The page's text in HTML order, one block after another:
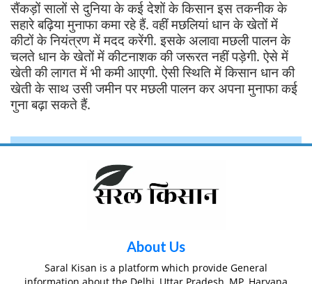
सैंकड़ों सालों से दुनिया के कई देशों के किसान इस तकनीक के
सहारे बढ़िया मुनाफा कमा रहे हैं. वहीं मछलियां धान के खेतों में
कीटों के नियंत्रण में मदद करेंगी. इसके अलावा मछली पालन के
चलते धान के खेतों में कीटनाशक की जरूरत नहीं पड़ेगी. ऐसे में
खेती की लागत में भी कमी आएगी. ऐसी स्थिति में किसान धान की
खेती के साथ उसी जमीन पर मछली पालन कर अपना मुनाफा कई
गुना बढ़ा सकते हैं.
About Us
Saral Kisan is a platform which provide General